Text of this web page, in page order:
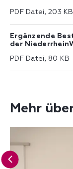
PDF Datei, 203 KB
Ergänzende
der
PDF Datei, 80 KB
Mehr